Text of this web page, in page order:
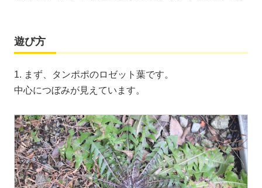
遊び方
1. まず、タンポポのロゼット葉です。
中心につぼみが見えています。